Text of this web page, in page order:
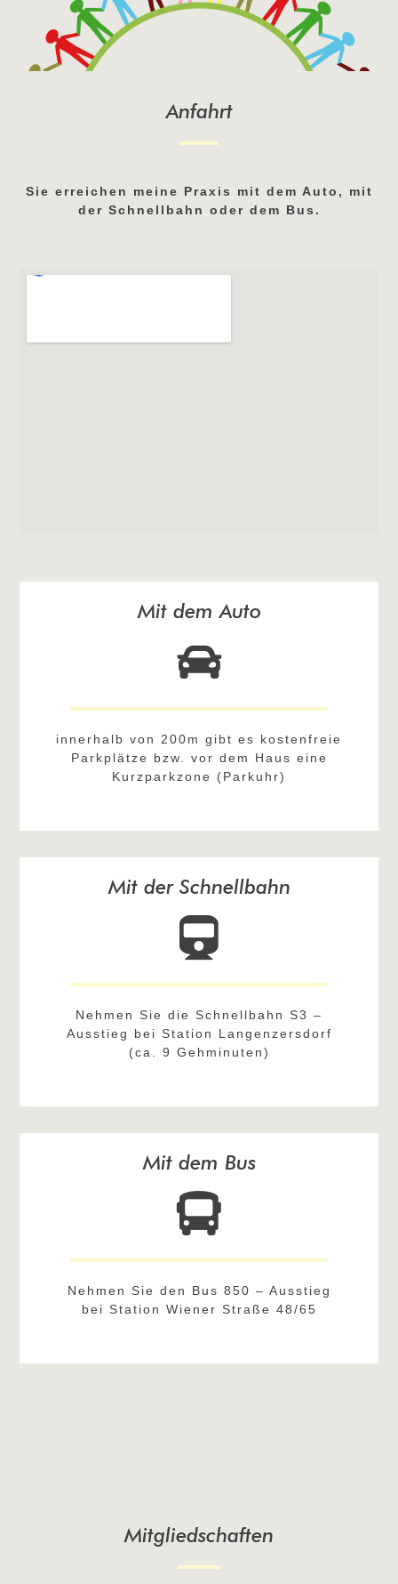
Anfahrt
Sie erreichen meine Praxis mit dem Auto, mit
der Schnellbahn oder dem Bus.
Mit dem Auto
innerhalb von 200m gibt es kostenfreie
Parkplätze bzw. vor dem Haus eine
Kurzparkzone (Parkuhr)
Mit der Schnellbahn
Nehmen Sie die Schnellbahn S3 –
Ausstieg bei Station Langenzersdorf
(ca. 9 Gehminuten)
Mit dem Bus
Nehmen Sie den Bus 850 – Ausstieg
bei Station Wiener Straße 48/65
Mitgliedschaften